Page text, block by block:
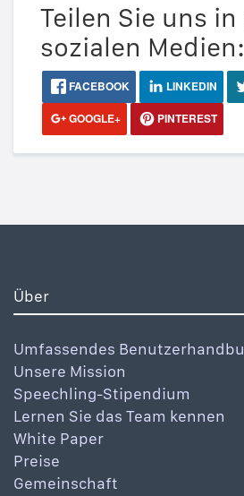
Teilen Sie uns in
sozialen Medien:
FACEBOOK LINKEDIN
GOOGLE+
PINTEREST
Über
Umfassendes
Unsere Mission
Speechling-Stipendium
Lernen Sie das Team kennen
White Paper
Preise
Gemeinschaft